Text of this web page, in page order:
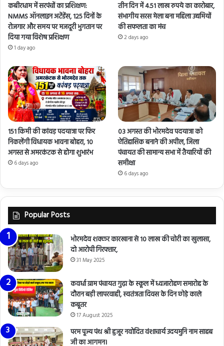
कबीरधाम में सरपंचों का प्रशिक्षण:
NMMS ऑनलाइन अटेंडेंस, 125 दिनों के
रोजगार और समय पर मजदूरी भुगतान पर
दिया गया विशेष प्रशिक्षण
1 day ago
तीन दिन में 4.51 लाख रुपये का कारोबार,
संभागीय सरस मेला बना महिला उद्यमियों
की सफलता का मंच
2 days ago
151 किमी की कांवड़ पदयात्रा पर फिर
निकलेंगी विधायक भावना बोहरा, 10
अगस्त से अमरकंटक से होगा शुभारंभ
6 days ago
03 अगस्त की भोरमदेव पदयात्रा को
ऐतिहासिक बनाने की अपील, जिला
पंचायत की सामान्य सभा में तैयारियों की
समीक्षा
6 days ago
Popular Posts
भोरमदेव शक्कर कारखाना से 10 लाख की चोरी का खुलासा,
दो आरोपी गिरफ्तार,
31 May 2025
कवर्धा ग्राम पंचायत गुढ़ा के स्कूल में ध्वजारोहण समारोह के
दौरान बड़ी लापरवाही, स्वतंत्रता दिवस के दिन छोड़े काले
कबूतर
17 August 2025
परम पूज्य पंथ श्री हुजूर नवोदित वंशाचार्य उदयमुनि नाम साहब
जी का आगमन।